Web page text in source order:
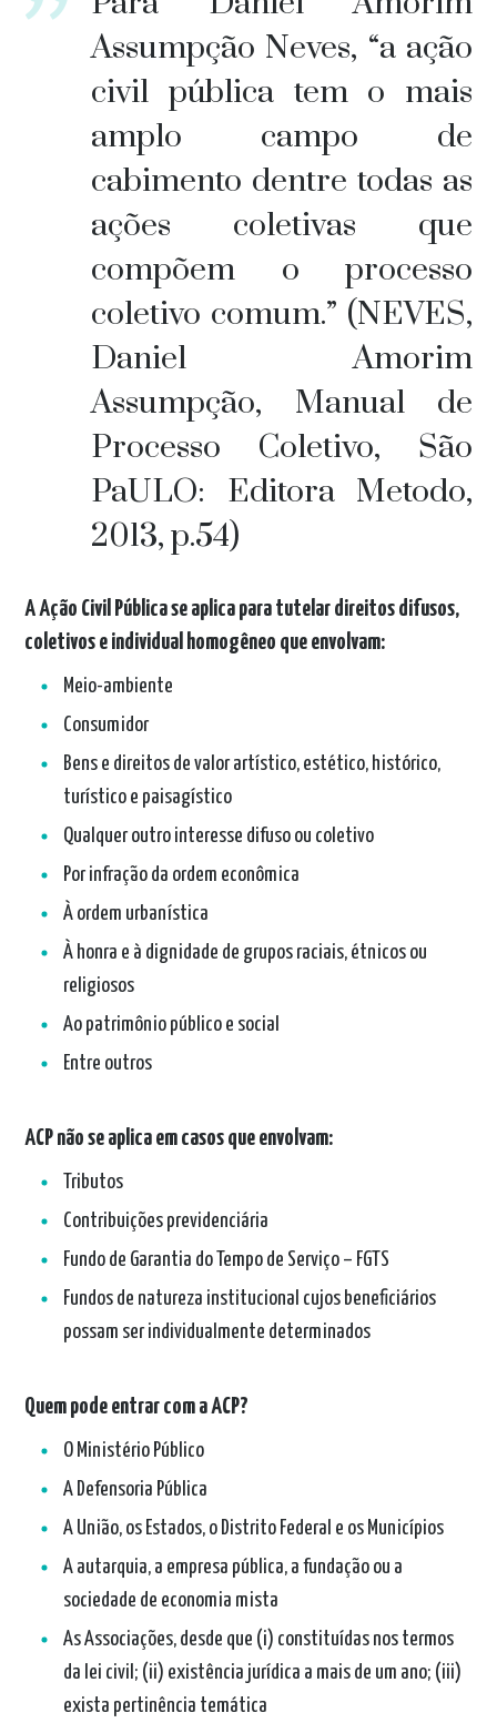
Assumpção Neves, “a ação
civil pública tem o mais
amplo campo de
cabimento dentre todas as
ações coletivas que
compõem o processo
coletivo comum.” (NEVES,
Daniel Amorim
Assumpção, Manual de
Processo Coletivo, São
PaULO: Editora Metodo,
2013, p.54)
A Ação Civil Pública se aplica para tutelar direitos difusos,
coletivos e individual homogêneo que envolvam:
Meio-ambiente
Consumidor
Bens e direitos de valor artístico, estético, histórico,
turístico e paisagístico
Qualquer outro interesse difuso ou coletivo
Por infração da ordem econômica
À ordem urbanística
À honra e à dignidade de grupos raciais, étnicos ou
religiosos
Ao patrimônio público e social
Entre outros
ACP não se aplica em casos que envolvam:
Tributos
Contribuições previdenciária
Fundo de Garantia do Tempo de Serviço – FGTS
Fundos de natureza institucional cujos beneficiários
possam ser individualmente determinados
Quem pode entrar com a ACP?
O Ministério Público
A Defensoria Pública
A União, os Estados, o Distrito Federal e os Municípios
A autarquia, a empresa pública, a fundação ou a
sociedade de economia mista
As Associações, desde que (i) constituídas nos termos
da lei civil; (ii) existência jurídica a mais de um ano; (iii)
exista pertinência temática